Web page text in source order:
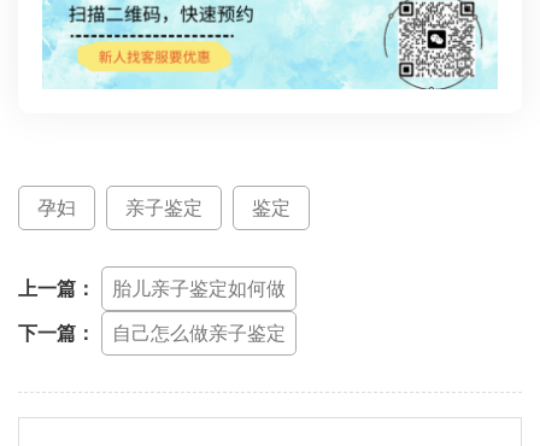
孕妇 亲子鉴定 鉴定
上一篇：
胎儿亲子鉴定如何做
下一篇：
自己怎么做亲子鉴定